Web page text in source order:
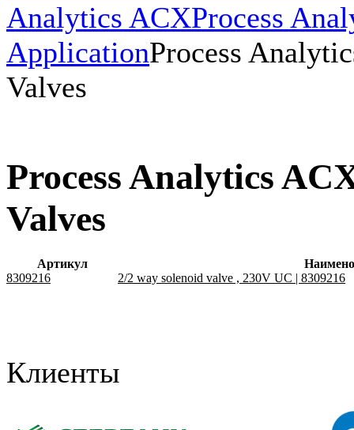
Analytics ACXProcess
ApplicationProcess
Valves
Process Analytics
Valves
Артикул
8309216
2/2 way solenoid valve , 230V UC | 8309216
Клиенты